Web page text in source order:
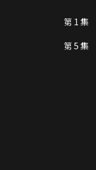
第 1 集
第 5 集